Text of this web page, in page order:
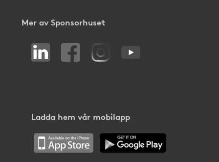
Mer av Sponsorhuset
Ladda hem vår mobilapp